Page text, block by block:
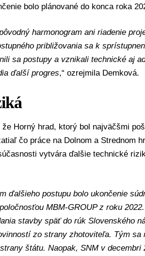
bolo plánované do konca roka
harmonogram ani riadenie
približovania sa k
sa postupy a vznikali technické aj
ďalší progres,“ ozrejmila Demková.
Horný hrad, ktorý bol najväčšmi
čo práce na Dolnom a Strednom
vytvára ďalšie technické
ďalšieho postupu bolo ukončenie
MBM-GROUP z roku
stavby späť do rúk Slovenského
zo strany zhotoviteľa. Tým sa
štátu. Naopak, SNM v decembri